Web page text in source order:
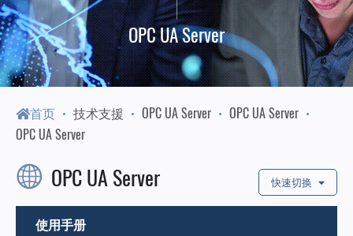
永
宏
PLC-
厦
门
OPC UA Server
首页 技术支援 OPC UA Server
OPC UA Server
OPC UA Server
快速切换
OPC UA Server
使用手册